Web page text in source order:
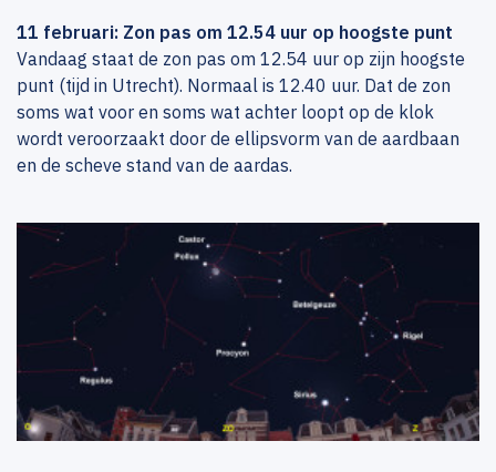
11 februari: Zon pas om 12.54 uur op hoogste punt
Vandaag staat de zon pas om 12.54 uur op zijn hoogste
punt (tijd in Utrecht). Normaal is 12.40 uur. Dat de zon
soms wat voor en soms wat achter loopt op de klok
wordt veroorzaakt door de ellipsvorm van de aardbaan
en de scheve stand van de aardas.